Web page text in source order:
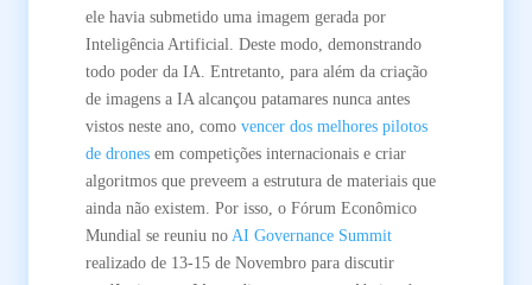
ele havia submetido uma imagem gerada por
Inteligência Artificial. Deste modo, demonstrando
todo poder da IA. Entretanto, para além da criação
de imagens a IA alcançou patamares nunca antes
vistos neste ano, como vencer dos melhores pilotos
de drones em competições internacionais e criar
algoritmos que preveem a estrutura de materiais que
ainda não existem. Por isso, o Fórum Econômico
Mundial se reuniu no AI Governance Summit
realizado de 13-15 de Novembro para discutir